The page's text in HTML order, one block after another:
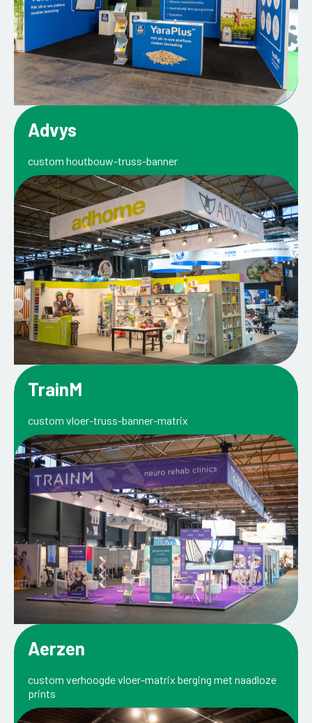
Advys
custom houtbouw-truss-banner
TrainM
custom vloer-truss-banner-matrix
Aerzen
custom verhoogde vloer-matrix berging met naadloze
prints